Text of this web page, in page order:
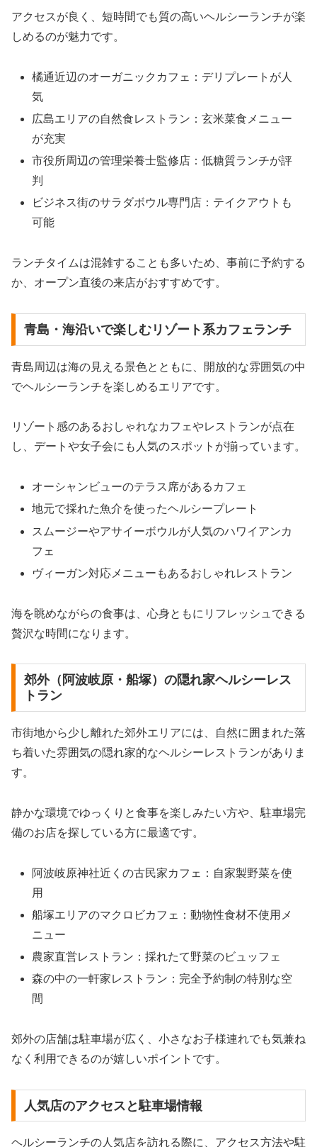
アクセスが良く、短時間でも質の高いヘルシーランチが楽
しめるのが魅力です。
橘通近辺のオーガニックカフェ：デリプレートが人
気
広島エリアの自然食レストラン：玄米菜食メニュー
が充実
市役所周辺の管理栄養士監修店：低糖質ランチが評
判
ビジネス街のサラダボウル専門店：テイクアウトも
可能
ランチタイムは混雑することも多いため、事前に予約する
か、オープン直後の来店がおすすめです。
青島・海沿いで楽しむリゾート系カフェランチ
青島周辺は海の見える景色とともに、開放的な雰囲気の中
でヘルシーランチを楽しめるエリアです。
リゾート感のあるおしゃれなカフェやレストランが点在
し、デートや女子会にも人気のスポットが揃っています。
オーシャンビューのテラス席があるカフェ
地元で採れた魚介を使ったヘルシープレート
スムージーやアサイーボウルが人気のハワイアンカ
フェ
ヴィーガン対応メニューもあるおしゃれレストラン
海を眺めながらの食事は、心身ともにリフレッシュできる
贅沢な時間になります。
郊外（阿波岐原・船塚）の隠れ家ヘルシーレス
トラン
市街地から少し離れた郊外エリアには、自然に囲まれた落
ち着いた雰囲気の隠れ家的なヘルシーレストランがありま
す。
静かな環境でゆっくりと食事を楽しみたい方や、駐車場完
備のお店を探している方に最適です。
阿波岐原神社近くの古民家カフェ：自家製野菜を使
用
船塚エリアのマクロビカフェ：動物性食材不使用メ
ニュー
農家直営レストラン：採れたて野菜のビュッフェ
森の中の一軒家レストラン：完全予約制の特別な空
間
郊外の店舗は駐車場が広く、小さなお子様連れでも気兼ね
なく利用できるのが嬉しいポイントです。
人気店のアクセスと駐車場情報
ヘルシーランチの人気店を訪れる際に、アクセス方法や駐